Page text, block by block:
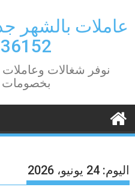
content
نوفر شغالات
بخصومات
اليوم:24 يونيو، 2026